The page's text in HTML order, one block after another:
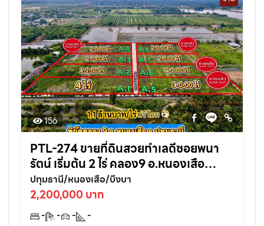
156
PTL-274 ขายที่ดินสวยทำเลดีซอยพนา
รัตน์ เริ่มต้น 2 ไร่ คลอง9 อ.หนองเสือ
จ.ปทุมธานี
ปทุมธานี/หนองเสือ/บึงบา
2,200,000 บาท
- - -
-